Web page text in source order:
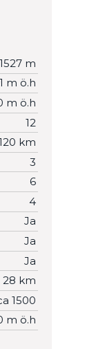
1527 m
m ö.h
m ö.h
12
km
3
6
4
Ja
Ja
Ja
28 km
1500
m ö.h